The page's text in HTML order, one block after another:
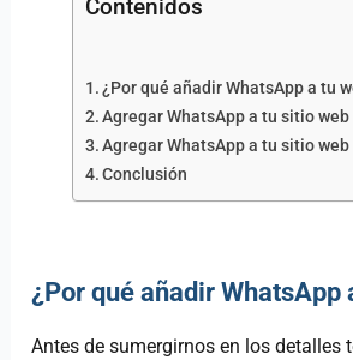
Contenidos
¿Por qué añadir WhatsApp a tu
Agregar WhatsApp a tu sitio
Agregar WhatsApp a tu sitio
Conclusión
¿Por qué añadir WhatsApp
Antes de sumergirnos en los detalles